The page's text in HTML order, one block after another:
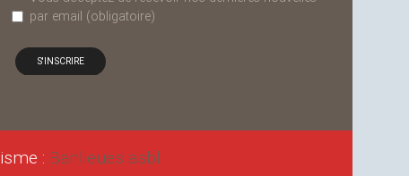
par email (obligatoire)
: Banlieues asbl